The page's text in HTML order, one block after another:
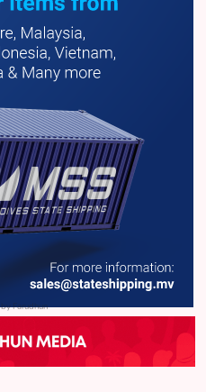
Farudhun